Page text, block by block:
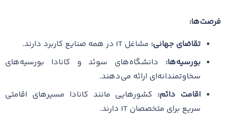
فرصت‌ها:
تقاضای جهانی: مشاغل IT در همه صنایع کاربرد دارند.
بورسیه‌ها: دانشگاه‌های سوئد و کانادا بورسیه‌های
سخاوتمندانه‌ای ارائه می‌دهند.
اقامت دائم: کشورهایی مانند کانادا مسیرهای اقامتی
سریع برای متخصصان IT دارند.